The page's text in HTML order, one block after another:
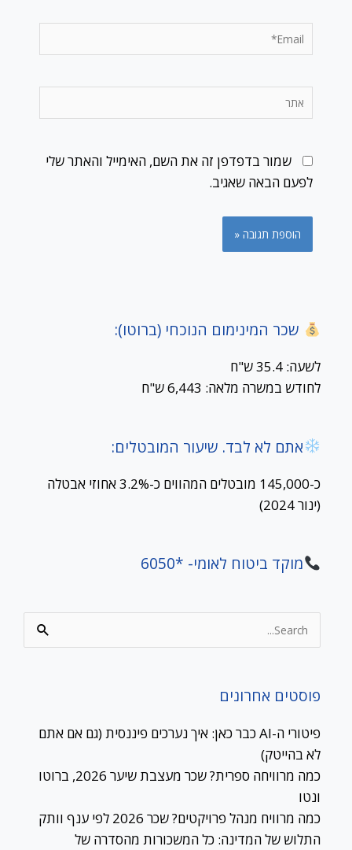
Email*
אתר
שמור בדפדפן זה את השם, האימייל והאתר שלי
לפעם הבאה שאגיב.
שכר המינימום הנוכחי (ברוטו):
לשעה: 35.4 ש"ח
לחודש במשרה מלאה: 6,443 ש"ח
אתם לא לבד. שיעור המובטלים:
כ-145,000 מובטלים המהווים כ-3.2% אחוזי אבטלה
(ינור 2024)
מוקד ביטוח לאומי- *6050
Search
for:
פוסטים אחרונים
פיטורי ה-AI כבר כאן: איך נערכים פיננסית (גם אם אתם
לא בהייטק)
כמה מרוויחה ספרית? שכר מעצבת שיער 2026, ברוטו
ונטו
כמה מרוויח מנהל פרויקטים? שכר 2026 לפי ענף וותק
התלוש של המדינה: כל המשכורות מהסדרה של